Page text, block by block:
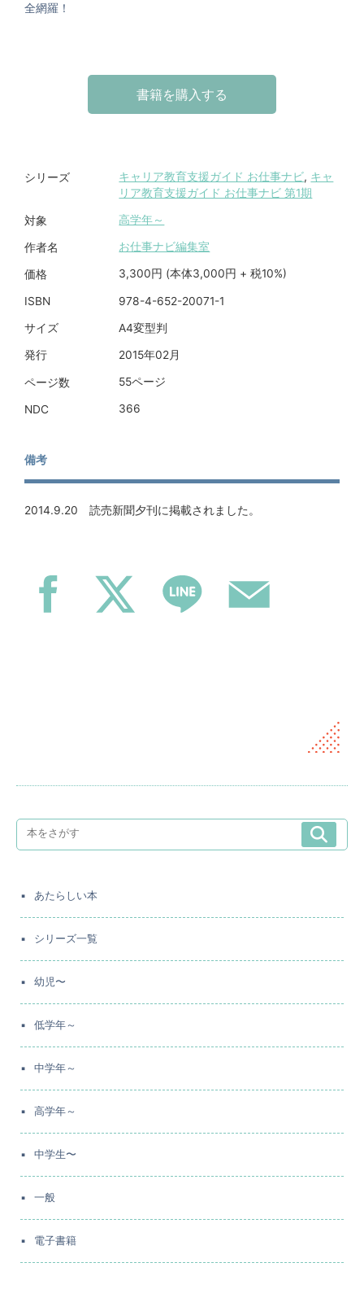
全網羅！
書籍を購入する
シリーズ キャリア教育支援ガイド お仕事ナビ, キャ
リア教育支援ガイド お仕事ナビ 第1期
対象 高学年～
作者名 お仕事ナビ編集室
価格 3,300円 (本体3,000円 + 税10%)
ISBN 978-4-652-20071-1
サイズ A4変型判
発行 2015年02月
ページ数 55ページ
NDC 366
備考
2014.9.20 読売新聞夕刊に掲載されました。
あたらしい本
シリーズ一覧
幼児〜
低学年～
中学年～
高学年～
中学生〜
一般
電子書籍